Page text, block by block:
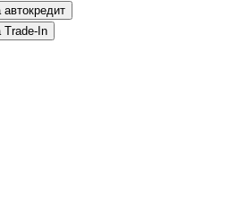
на автокредит
на Trade-In